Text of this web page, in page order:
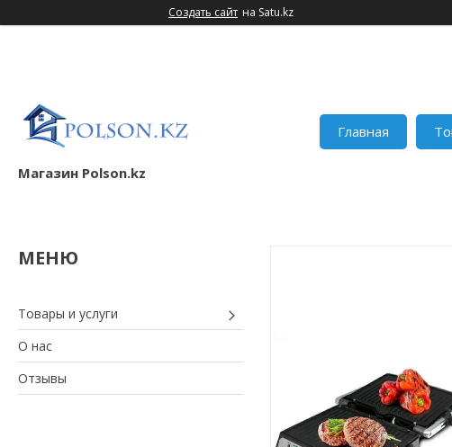
Создать сайт на Satu.kz
Магазин Polson.kz
Главная
Товары и услуги
О нас
Отзывы